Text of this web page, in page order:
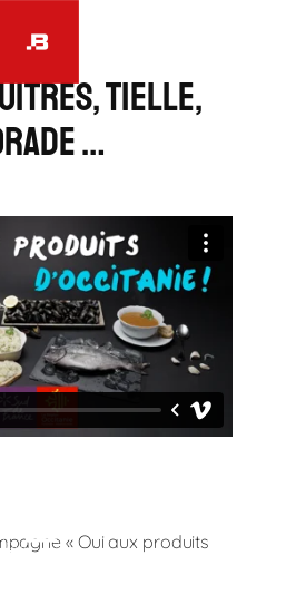
Nuit
tielle,
…
« Oui aux produits